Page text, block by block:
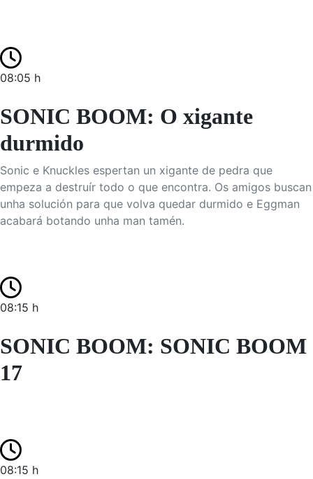
08:05 h
SONIC BOOM: O xigante
durmido
Sonic e Knuckles espertan un xigante de pedra que
empeza a destruír todo o que encontra. Os amigos buscan
unha solución para que volva quedar durmido e Eggman
acabará botando unha man tamén.
08:15 h
SONIC BOOM: SONIC BOOM
17
08:15 h